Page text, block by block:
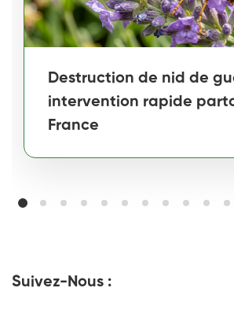
Destruction de nid de
intervention rapide
France
Suivez-Nous :